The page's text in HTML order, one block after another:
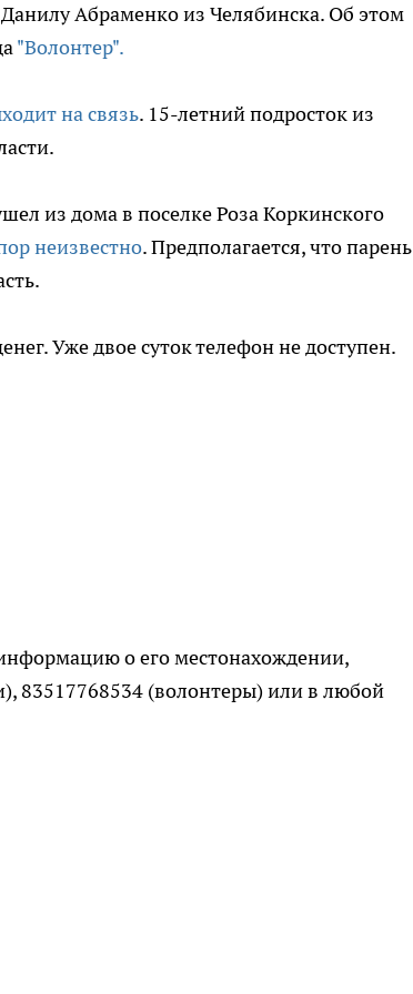
Абраменко из Челябинска. Об этом
"Волонтер".
на связь. 15-летний подросток из
из дома в поселке Роза Коркинского
неизвестно. Предполагается, что парень
Уже двое суток телефон не доступен.
о его местонахождении,
83517768534 (волонтеры) или в любой